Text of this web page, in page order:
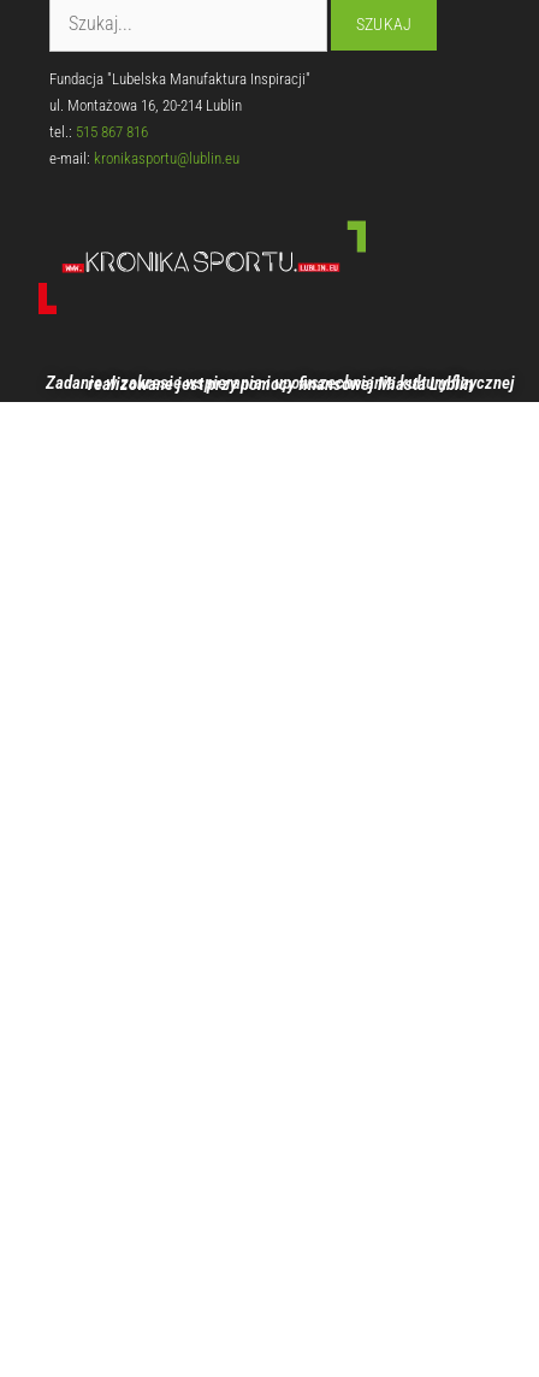
Fundacja "Lubelska Manufaktura Inspiracji"
ul. Montażowa 16, 20-214 Lublin
tel.: 515 867 816
e-mail: kronikasportu@lublin.eu
Zadanie w zakresie wspierania i upowszechniania kultury fizycznej realizowane jest przy pomocy finansowej Miasta Lublin